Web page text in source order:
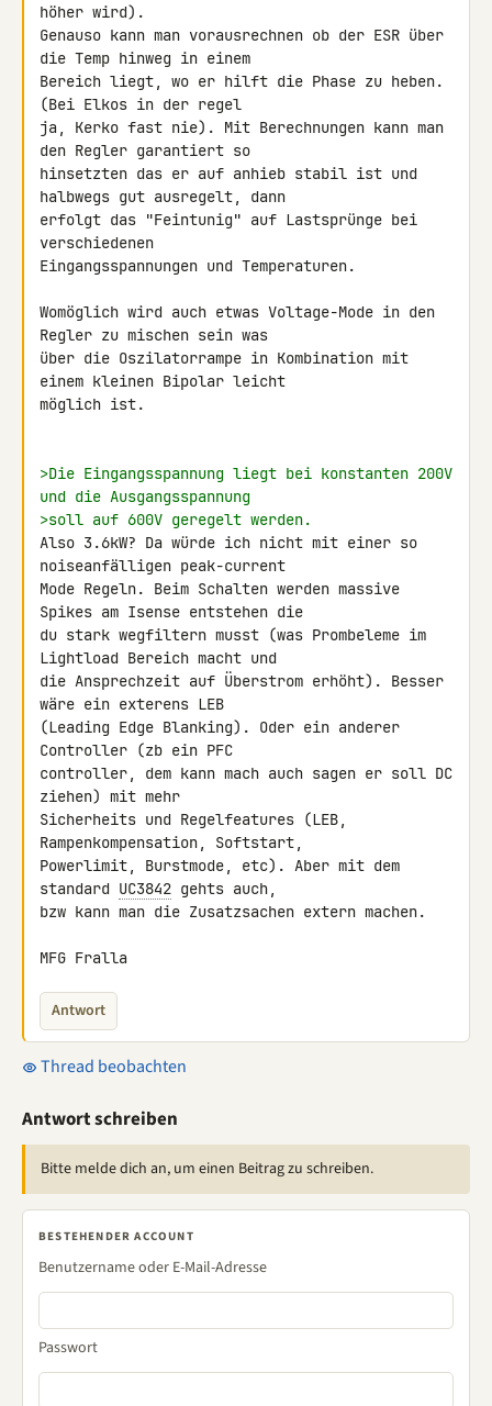
höher wird).
Genauso kann man vorausrechnen ob der ESR über
die Temp hinweg in einem
Bereich liegt, wo er hilft die Phase zu heben.
(Bei Elkos in der regel
ja, Kerko fast nie). Mit Berechnungen kann man
den Regler garantiert so
hinsetzten das er auf anhieb stabil ist und
halbwegs gut ausregelt, dann
erfolgt das "Feintunig" auf Lastsprünge bei
verschiedenen
Eingangsspannungen und Temperaturen.
Womöglich wird auch etwas Voltage-Mode in den
Regler zu mischen sein was
über die Oszilatorrampe in Kombination mit
einem kleinen Bipolar leicht
möglich ist.
>Die Eingangsspannung liegt bei konstanten 200V
und die Ausgangsspannung
>soll auf 600V geregelt werden.
Also 3.6kW? Da würde ich nicht mit einer so
noiseanfälligen peak-current
Mode Regeln. Beim Schalten werden massive
Spikes am Isense entstehen die
du stark wegfiltern musst (was Prombeleme im
Lightload Bereich macht und
die Ansprechzeit auf Überstrom erhöht). Besser
wäre ein exterens LEB
(Leading Edge Blanking). Oder ein anderer
Controller (zb ein PFC
controller, dem kann mach auch sagen er soll DC
ziehen) mit mehr
Sicherheits und Regelfeatures (LEB,
Rampenkompensation, Softstart,
Powerlimit, Burstmode, etc). Aber mit dem
standard UC3842 gehts auch,
bzw kann man die Zusatzsachen extern machen.
MFG Fralla
Antwort
Thread beobachten
Antwort schreiben
Bitte melde dich an, um einen Beitrag zu schreiben.
BESTEHENDER ACCOUNT
Benutzername oder E-Mail-Adresse
Passwort